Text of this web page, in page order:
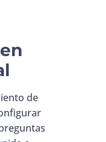
de